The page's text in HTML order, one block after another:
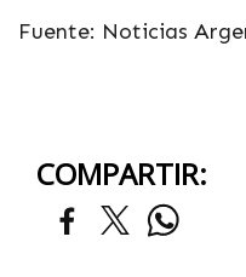
Fuente: Noticias
COMPARTIR: